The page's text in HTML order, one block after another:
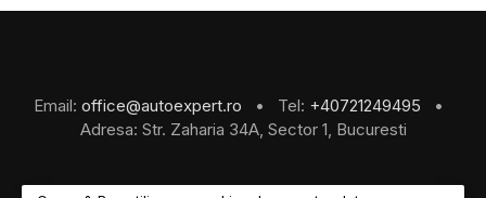
Email: office@autoexpert.ro • Tel: +40721249495
•
Adresa: Str. Zaharia 34A, Sector 1, Bucuresti